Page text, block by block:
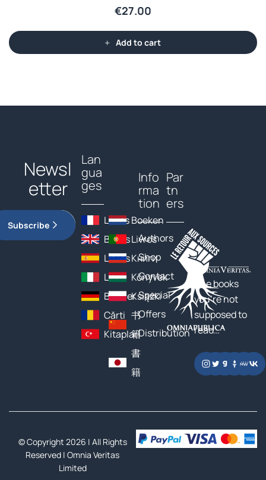
€27.00
Add to cart
Newsl
etter
Subscribe
Lan
gua
ges
Livres
Books
Libros
Libri
Bücher
Cărți
Kitaplar
Boeken
Livros
Книги
Könyvek
Książki
书
籍
書
籍
Info
rma
tion
Authors
Shop
Contact
Special
Offers
Distribution
Par
tn
ers
The books
you’re not
supposed to
read…
© Copyright 2026 | All Rights
Reserved |Omnia Veritas
Limited